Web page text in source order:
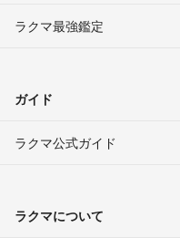
ラクマ最強鑑定
ガイド
ラクマ公式ガイド
ラクマについて